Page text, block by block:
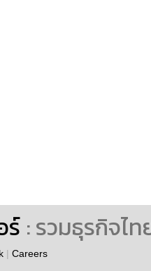
ร์ : รวมธุรกิจไท
| Careers